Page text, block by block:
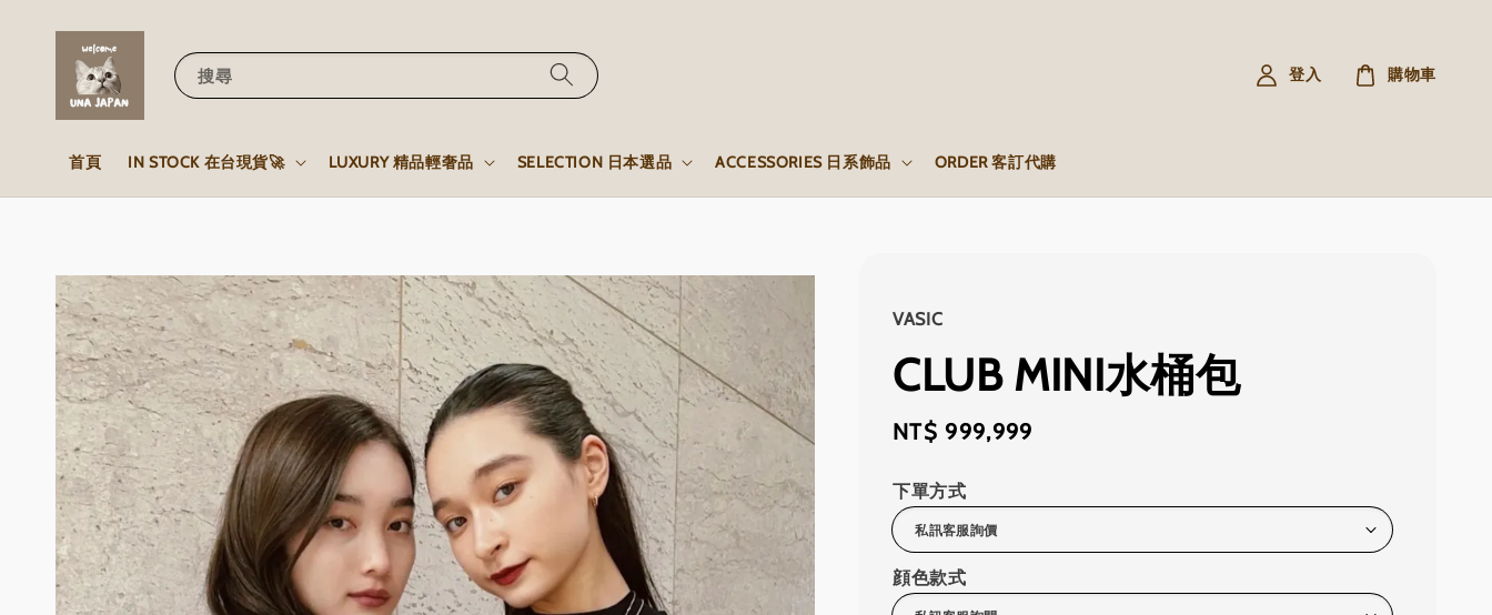
搜尋
首頁 IN STOCK 在台現貨🚀 LUXURY 精品輕奢品 SELECTION 日本選品 ACCESSORIES 日系飾品 ORDER 客訂代購
登入 購物車
VASIC
CLUB MINI水桶包
Regular
NT$ 999,999
下單方式
顔色款式